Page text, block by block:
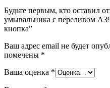
Будьте первым, кто оставил
умывальника с переливом
кнопка”
Ваш адрес email не будет
помечены *
Ваша оценка *